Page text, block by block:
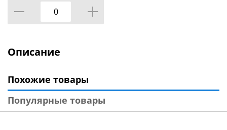
Описание
Похожие товары
Популярные товары